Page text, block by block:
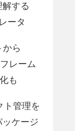
解する
ータ
から
レーム
も
ト管理を
ケージ